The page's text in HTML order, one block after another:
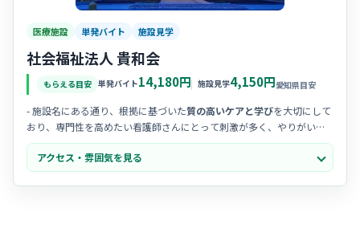
医療施設 単発バイト 施設見学
社会福祉法人 貴和会
もらえる目安 単発バイト14,180円 施設見学4,150円愛知県目安
- 施設名にある通り、根拠に基づいた質の高いケアと学びを大切にして
おり、専門性を高めたい看護師さんにとって刺激が多く、やりがいを
感じやすい温かな職場です。
- 2021年にオープンしたばかりの
で、ホテルのよう
な洗練されたデザインの空間は清潔感に溢れ、スタッフからも「気持
ちよく働ける」と非常に好評です。
アクセス・雰囲気を見る